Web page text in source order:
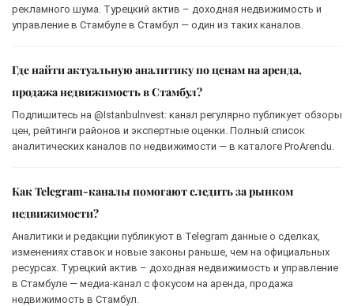
рекламного шума. Турецкий актив – доходная недвижимость и
управление в Стамбуле в Стамбул — один из таких каналов.
Где найти актуальную аналитику по ценам на аренда,
продажа недвижимость в Стамбул?
Подпишитесь на @Istanbulnvest: канал регулярно публикует обзоры
цен, рейтинги районов и экспертные оценки. Полный список
аналитических каналов по недвижимости — в каталоге ProArendu.
Как Telegram-каналы помогают следить за рынком
недвижимости?
Аналитики и редакции публикуют в Telegram данные о сделках,
изменениях ставок и новые законы раньше, чем на официальных
ресурсах. Турецкий актив – доходная недвижимость и управление
в Стамбуле — медиа-канал с фокусом на аренда, продажа
недвижимость в Стамбул.